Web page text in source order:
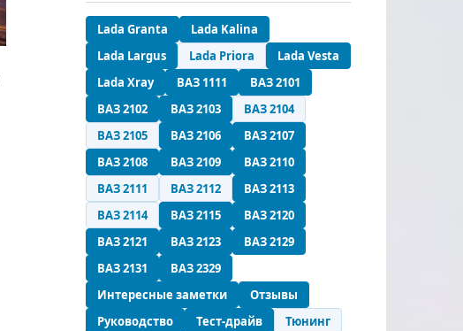
Lada Granta
Lada Kalina
Lada Largus
Lada Priora
Lada Vesta
Lada Xray
ВАЗ 1111
ВАЗ 2101
ВАЗ 2102
ВАЗ 2103
ВАЗ 2104
ВАЗ 2105
ВАЗ 2106
ВАЗ 2107
ВАЗ 2108
ВАЗ 2109
ВАЗ 2110
ВАЗ 2111
ВАЗ 2112
ВАЗ 2113
ВАЗ 2114
ВАЗ 2115
ВАЗ 2120
ВАЗ 2121
ВАЗ 2123
ВАЗ 2129
ВАЗ 2131
ВАЗ 2329
Интересные заметки
Отзывы
Руководство
Тест-драйв
Тюнинг